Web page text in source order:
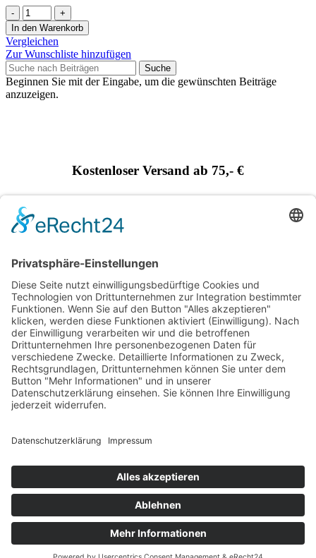
In den Warenkorb
Vergleichen
Zur Wunschliste hinzufügen
Suche
Beginnen Sie mit der Eingabe, um die gewünschten Beiträge
anzuzeigen.
Kostenloser Versand ab 75,- €
Handgefertigt in Europa
Perfekt als Geschenk